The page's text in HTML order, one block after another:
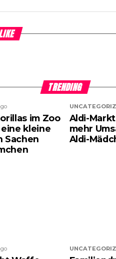
TRENDING
im Zoo
kleine
Sachen
Aldi-
mehr
Aldi-